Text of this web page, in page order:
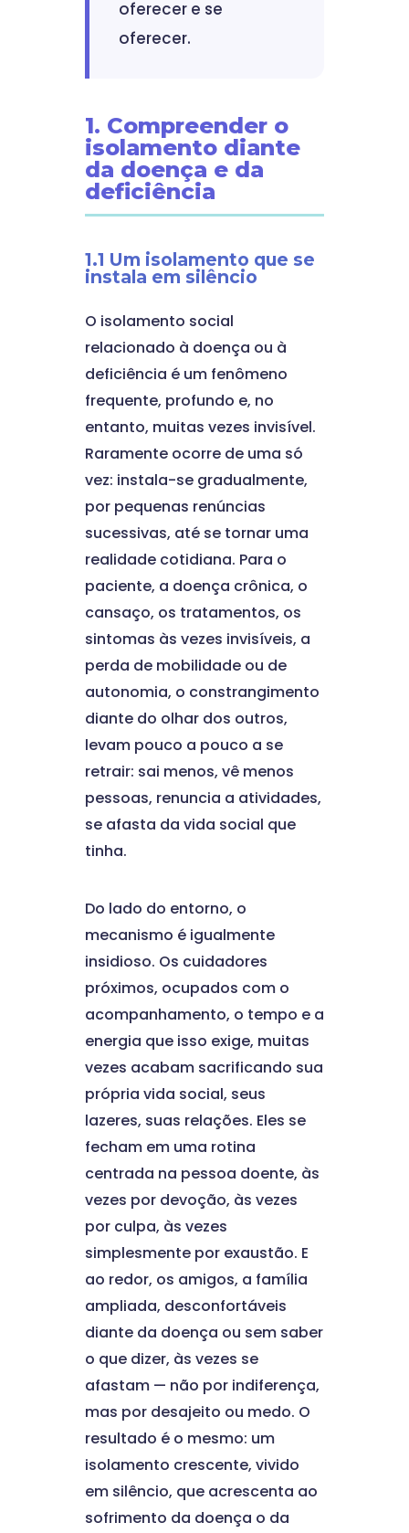
oferecer e se
oferecer.
1. Compreender o
isolamento diante
da doença e da
deficiência
1.1 Um isolamento que se
instala em silêncio
O isolamento social
relacionado à doença ou à
deficiência é um fenômeno
frequente, profundo e, no
entanto, muitas vezes invisível.
Raramente ocorre de uma só
vez: instala-se gradualmente,
por pequenas renúncias
sucessivas, até se tornar uma
realidade cotidiana. Para o
paciente, a doença crônica, o
cansaço, os tratamentos, os
sintomas às vezes invisíveis, a
perda de mobilidade ou de
autonomia, o constrangimento
diante do olhar dos outros,
levam pouco a pouco a se
retrair: sai menos, vê menos
pessoas, renuncia a atividades,
se afasta da vida social que
tinha.
Do lado do entorno, o
mecanismo é igualmente
insidioso. Os cuidadores
próximos, ocupados com o
acompanhamento, o tempo e a
energia que isso exige, muitas
vezes acabam sacrificando sua
própria vida social, seus
lazeres, suas relações. Eles se
fecham em uma rotina
centrada na pessoa doente, às
vezes por devoção, às vezes
por culpa, às vezes
simplesmente por exaustão. E
ao redor, os amigos, a família
ampliada, desconfortáveis
diante da doença ou sem saber
o que dizer, às vezes se
afastam — não por indiferença,
mas por desajeito ou medo. O
resultado é o mesmo: um
isolamento crescente, vivido
em silêncio, que acrescenta ao
sofrimento da doença o da